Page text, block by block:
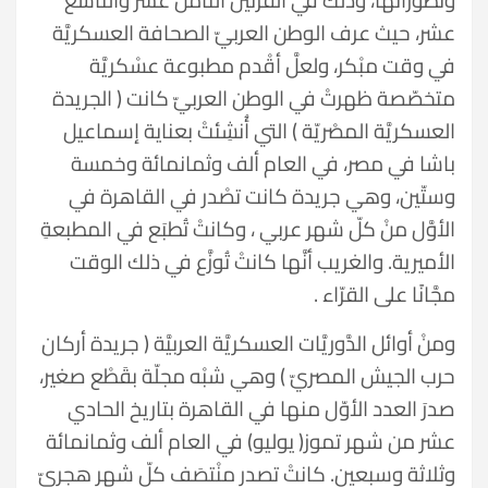
عشر، حيث عرف الوطن العربيّ الصحافة العسكريَّة
في وقت مبْكر، ولعلَّ أقْدم مطبوعة عسْكريَّة
متخصّصة ظهرتْ في الوطن العربيّ كانت ( الجريدة
العسكريَّة المصْريّة ) التي أُنشِئتْ بعناية إسماعيل
باشا في مصر، في العام ألف وثمانمائة وخمسة
وستّين، وهي جريدة كانت تصْدر في القاهرة في
الأوَّل منْ كلّ شهر عربي ، وكانتْ تُطبَع في المطبعةِ
الأميرية. والغريب أنَّها كانتْ تُوزَّع في ذلك الوقت
مجَّانًا على القرّاء .
ومنْ أوائل الدَّوريَّات العسكريَّة العربيَّة ( جريدة أركان
حرب الجيش المصريّ ) وهي شبْه مجلّة بقَطْع صغير،
صدرَ العدد الأوّل منها في القاهرة بتاريخ الحادي
عشر من شهر تموز( يوليو) في العام ألف وثمانمائة
وثلاثة وسبعين. كانتْ تصدر منْتصَف كلّ شهر هجريّ